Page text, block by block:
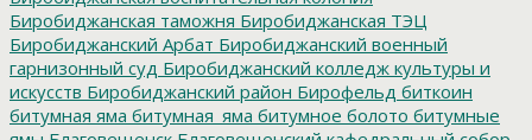
Биробиджанская таможня Биробиджанская ТЭЦ
Биробиджанский Арбат Биробиджанский военный
гарнизонный суд Биробиджанский колледж культуры и
искусств Биробиджанский район Бирофельд биткоин
битумная яма битумная_яма битумное болото битумные